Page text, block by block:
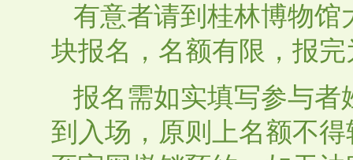
有意者请到桂林博物馆
块报名，名额有限，报完
报名需如实填写参与者
到入场，原则上名额不